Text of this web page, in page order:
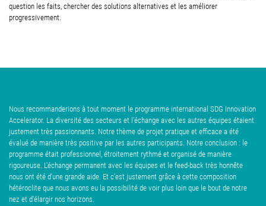
question les faits, chercher des solutions alternatives et les améliorer
progressivement.
Nous recommanderions à tout moment le programme international SDG Innovation
Accelerator. La diversité des secteurs et l'échange avec les autres équipes étaient
justement très passionnants. Notre thème de projet pratique et efficace a été
évalué de manière très positive par les autres participants. Notre conclusion : le
programme était professionnel, étroitement rythmé et organisé de manière
rigoureuse. L'échange permanent avec les équipes et le feed-back très honnête
nous ont été d'une grande aide. Et c'est justement grâce à cette composition
hétéroclite que nous avons eu la possibilité de voir plus loin que le bout de notre
nez et d'élargir nos horizons.